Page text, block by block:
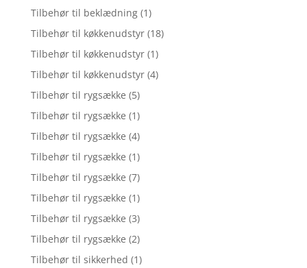
Tilbehør til beklædning (1)
Tilbehør til køkkenudstyr (18)
Tilbehør til køkkenudstyr (1)
Tilbehør til køkkenudstyr (4)
Tilbehør til rygsække (5)
Tilbehør til rygsække (1)
Tilbehør til rygsække (4)
Tilbehør til rygsække (1)
Tilbehør til rygsække (7)
Tilbehør til rygsække (1)
Tilbehør til rygsække (3)
Tilbehør til rygsække (2)
Tilbehør til sikkerhed (1)